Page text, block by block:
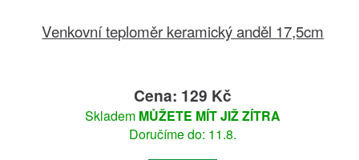
Venkovní teploměr keramický anděl 17,5cm
Cena: 129 Kč
Skladem MŮŽETE MÍT JIŽ ZÍTRA
Doručíme do: 11.8.